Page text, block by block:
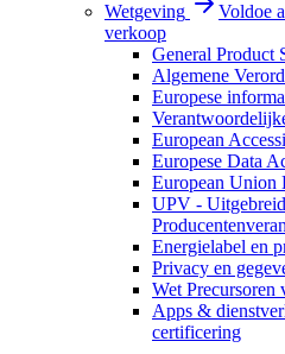
Wetgeving
Voldoe
verkoop
General Product
Algemene
Europese
European
Europese Data
European Union
UPV -
Energielabel en
Privacy en
Wet Precursoren
Apps &
certificering